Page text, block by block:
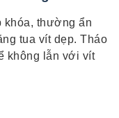
khóa, thường ẩn
tua vít dẹp. Tháo
không lẫn với vít